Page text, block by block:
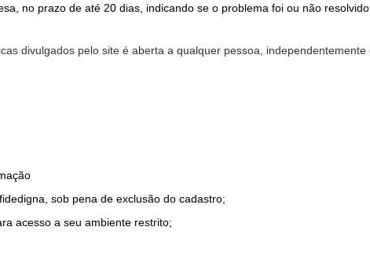
no prazo de até 20 dias, indicando se o problema foi ou não
divulgados pelo site é aberta a qualquer pessoa,
sob pena de exclusão do cadastro;
acesso a seu ambiente restrito;